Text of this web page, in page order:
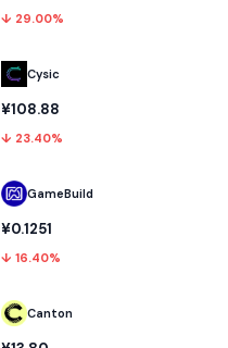
↓ 29.00%
Cysic
¥108.88
↓ 23.40%
GameBuild
¥0.1251
↓ 16.40%
Canton